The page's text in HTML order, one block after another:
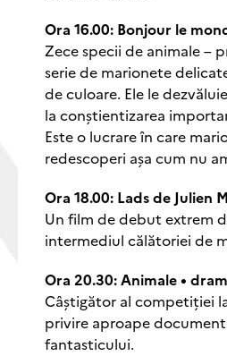
Ora 16.00: Bonjour le
Zece specii de animale –
serie de marionete
de culoare. Ele le
la conștientizarea
Este o lucrare în care
redescoperi așa cum nu
Ora 18.00: Lads de Julien
Un film de debut extrem
intermediul călătoriei de
Ora 20.30: Animale •
Câștigător al competiției
privire aproape
fantasticului.